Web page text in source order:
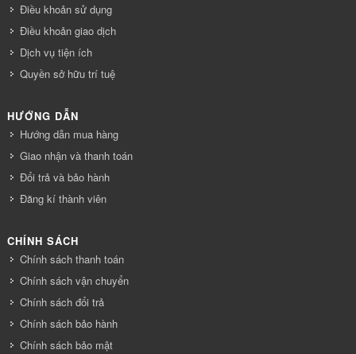
Điều khoản sử dụng
Điều khoản giao dịch
Dịch vụ tiện ích
Quyền sở hữu trí tuệ
HƯỚNG DẪN
Hướng dẫn mua hàng
Giao nhận và thanh toán
Đổi trả và bảo hành
Đăng kí thành viên
CHÍNH SÁCH
Chính sách thanh toán
Chính sách vận chuyển
Chính sách đổi trả
Chính sách bảo hành
Chính sách bảo mật